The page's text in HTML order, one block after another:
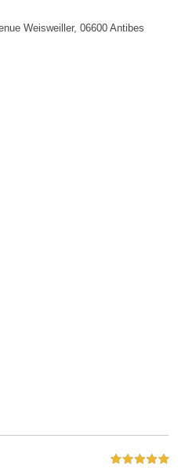
Weisweiller, 06600 Antibes
5,0 étoiles sur 5